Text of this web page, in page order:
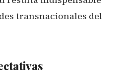
transnacionales del